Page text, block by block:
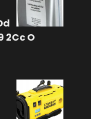
2Cc O